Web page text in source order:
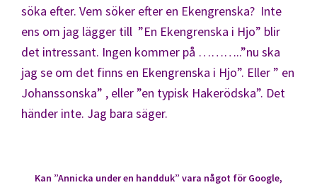
söka efter. Vem söker efter en Ekengrenska? Inte
ens om jag lägger till ”En Ekengrenska i Hjo” blir
det intressant. Ingen kommer på ………..”nu ska
jag se om det finns en Ekengrenska i Hjo”. Eller ” en
Johanssonska” , eller ”en typisk Hakerödska”. Det
händer inte. Jag bara säger.
Kan ”Annicka under en handduk” vara något för Google,